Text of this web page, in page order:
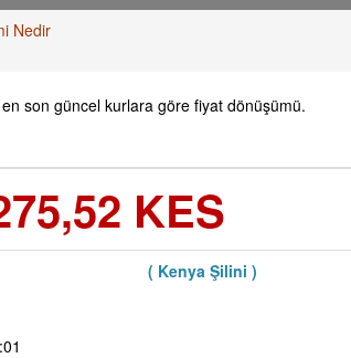
Nedir
son güncel kurlara göre fiyat dönüşümü.
KES
( Kenya Şilini )